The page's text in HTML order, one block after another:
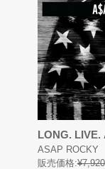
LONG. LIVE.
ASAP ROCKY
販売価格: